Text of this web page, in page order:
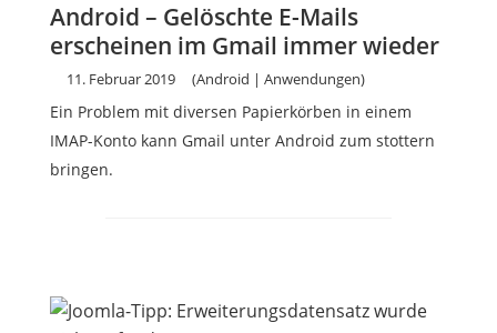
Android – Gelöschte E-Mails
erscheinen im Gmail immer wieder
11. Februar 2019 (Android | Anwendungen)
Ein Problem mit diversen Papierkörben in einem
IMAP-Konto kann Gmail unter Android zum stottern
bringen.